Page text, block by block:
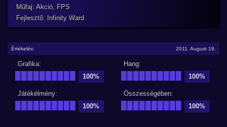
Műfaj: Akció, FPS
Fejlesztő: Infinity Ward
Értékelés: 2011. August 19.
Grafika:
100%
Hang:
100%
Játékélmény:
100%
Összességében:
100%